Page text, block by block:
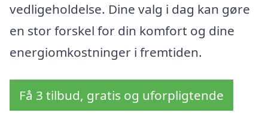
vedligeholdelse. Dine valg i dag kan gøre
en stor forskel for din komfort og dine
energiomkostninger i fremtiden.
Få 3 tilbud, gratis og uforpligtende